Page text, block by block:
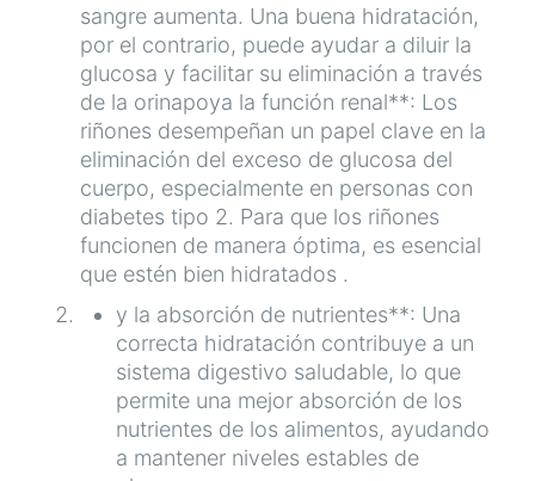
sangre aumenta. Una buena hidratación,
por el contrario, puede ayudar a diluir la
glucosa y facilitar su eliminación a través
de la orinapoya la función renal**: Los
riñones desempeñan un papel clave en la
eliminación del exceso de glucosa del
cuerpo, especialmente en personas con
diabetes tipo 2. Para que los riñones
funcionen de manera óptima, es esencial
que estén bien hidratados .
y la absorción de nutrientes**: Una
correcta hidratación contribuye a un
sistema digestivo saludable, lo que
permite una mejor absorción de los
nutrientes de los alimentos, ayudando
a mantener niveles estables de